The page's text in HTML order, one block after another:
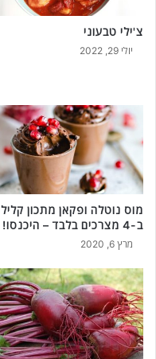
צ'ילי טבעוני
יולי 29, 2022
מוס נוטלה ופקאן מתכון קליל
ב-4 מצרכים בלבד – היכנסו!
מרץ 6, 2020